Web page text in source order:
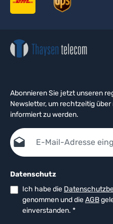
Abonnieren Sie jetzt unseren
Newsletter, um rechtzeitig
informiert zu werden.
E-Mail-Adresse*
Datenschutz
Ich habe die
genommen und dieAGB
einverstanden. *